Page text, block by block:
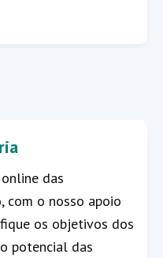
das
com o nosso apoio
os objetivos dos
potencial das